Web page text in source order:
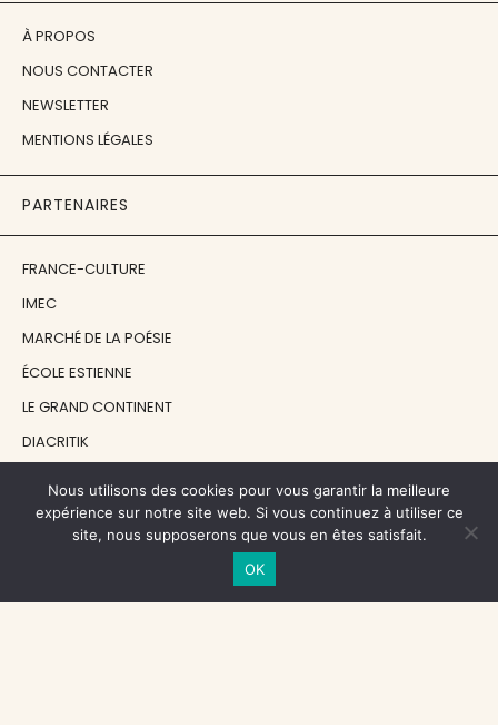
À PROPOS
NOUS CONTACTER
NEWSLETTER
MENTIONS LÉGALES
PARTENAIRES
FRANCE-CULTURE
IMEC
MARCHÉ DE LA POÉSIE
ÉCOLE ESTIENNE
LE GRAND CONTINENT
DIACRITIK
NOS SOUTIENS
CENTRE NATIONAL DU LIVRE
Nous utilisons des cookies pour vous garantir la meilleure
expérience sur notre site web. Si vous continuez à utiliser ce
site, nous supposerons que vous en êtes satisfait.
OK